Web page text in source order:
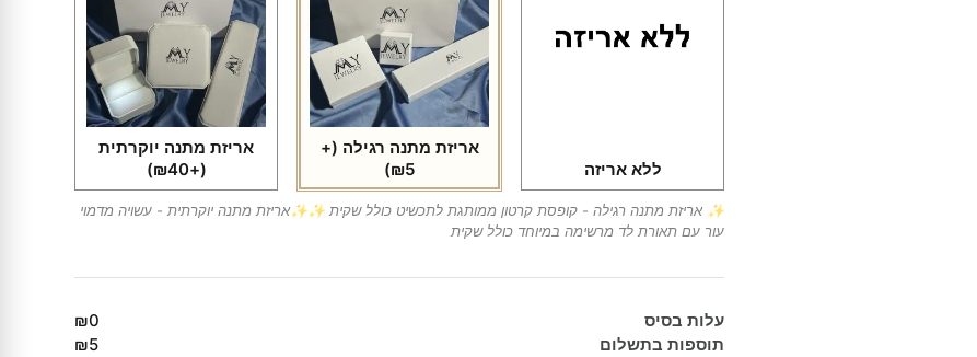
ללא אריזה
אריזת מתנה רגילה (+
₪5)
אריזת מתנה יוקרתית
(+₪40)
✨ אריזת מתנה רגילה - קופסת קרטון ממותגת לתכשיט כולל שקית ✨✨אריזת מתנה יוקרתית - עשויה מדמוי
עור עם תאורת לד מרשימה במיוחד כולל שקית
עלות בסיס
₪0
תוספות בתשלום
₪5